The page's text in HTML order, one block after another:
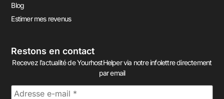
Blog
Estimer mes revenus
Restons en contact
Recevez l’actualité de YourhostHelper via notre infolettre directement
par email